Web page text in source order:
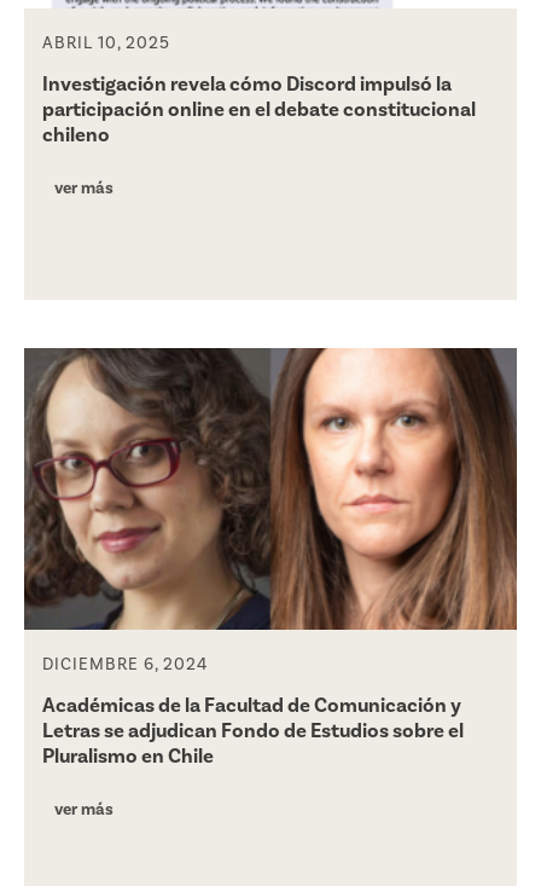
ABRIL 10, 2025
Investigación revela cómo Discord impulsó la
participación online en el debate constitucional
chileno
ver más
DICIEMBRE 6, 2024
Académicas de la Facultad de Comunicación y
Letras se adjudican Fondo de Estudios sobre el
Pluralismo en Chile
ver más